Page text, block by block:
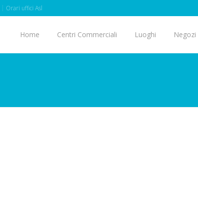
Orari uffici Asl
Home Centri Commerciali Luoghi Negozi